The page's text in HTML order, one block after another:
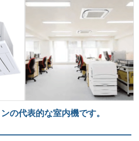
の代表的な室内機です。